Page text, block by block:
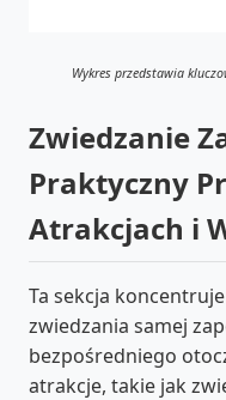
Wykres przedstawia
Zwiedzanie
Praktyczny
Atrakcjach i
Ta sekcja
zwiedzania samej
bezpośredniego
atrakcje, takie jak